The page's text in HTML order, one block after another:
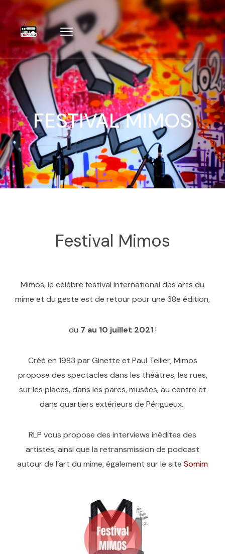
FESTIVAL MIMOS
Festival Mimos
Mimos, le célèbre festival international des arts du
mime et du geste est de retour pour une 38e édition,
du 7 au 10 juillet 2021!
Créé en 1983 par Ginette et Paul Tellier, Mimos
propose des spectacles dans les théâtres, les rues,
sur les places, dans les parcs, musées, au centre et
dans quartiers extérieurs de Périgueux.
RLP vous propose des interviews inédites des
artistes, ainsi que la retransmission de podcast
autour de l’art du mime, également sur le site Somim